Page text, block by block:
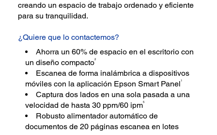
creando un espacio de trabajo ordenado y eficiente
para su tranquilidad.
¿Quiere que lo contactemos?
Ahorra un 60% de espacio en el escritorio con
un diseño compacto2
Escanea de forma inalámbrica a dispositivos
móviles con la aplicación Epson Smart Panel1
Captura dos lados en una sola pasada a una
velocidad de hasta 30 ppm/60 ipm5
Robusto alimentador automático de
documentos de 20 páginas escanea en lotes